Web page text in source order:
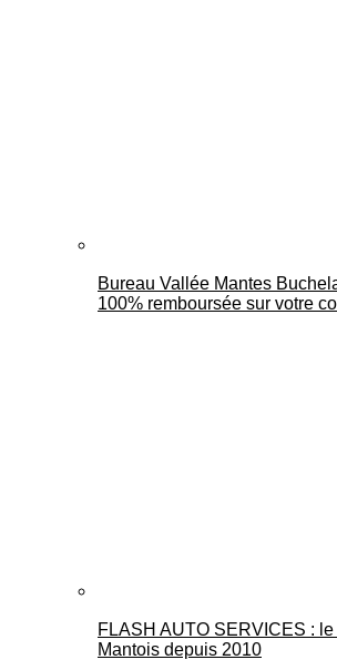
Bureau Vallée Mantes
100% remboursée sur votre
FLASH AUTO SERVICES :
Mantois depuis 2010